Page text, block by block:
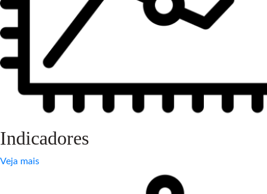
Indicadores
Veja mais